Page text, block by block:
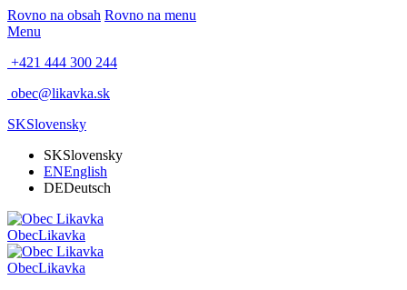
Rovno na obsah Rovno na menu
Menu
+421 444 300 244
obec@likavka.sk
SKSlovensky
SKSlovensky
ENEnglish
DEDeutsch
ObecLikavka
ObecLikavka